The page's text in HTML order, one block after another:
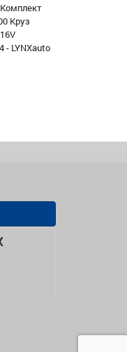
Круз
- LYNXauto